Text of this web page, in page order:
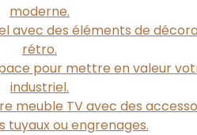
moderne.
avec des éléments de
rétro.
pour mettre en valeur
industriel.
meuble TV avec des
tuyaux ou engrenages.